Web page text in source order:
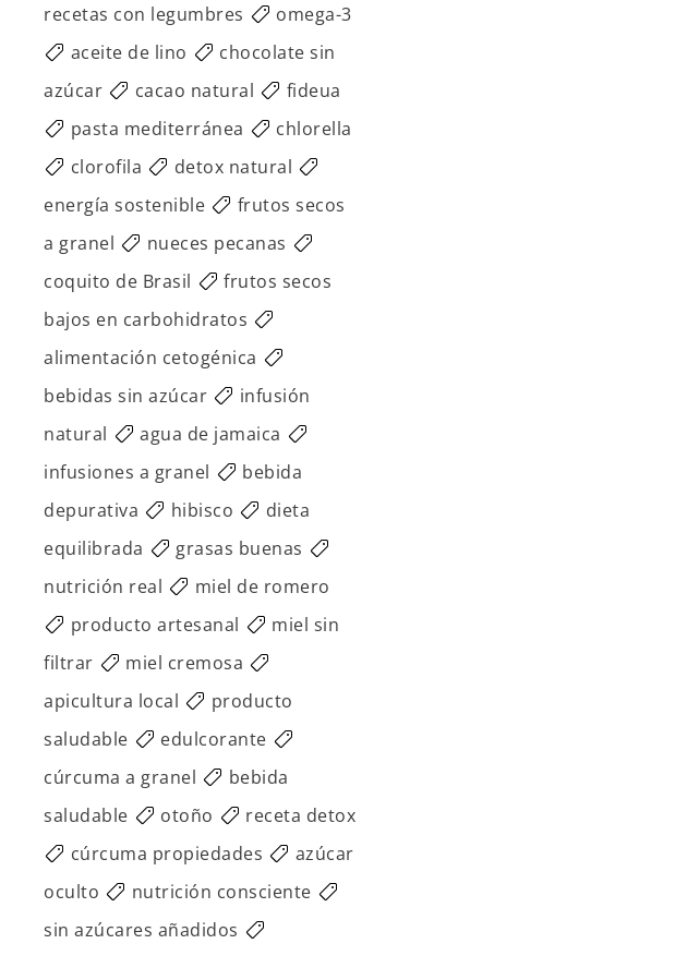
recetas con legumbres
omega-3
aceite de lino
chocolate sin
azúcar
cacao natural
fideua
pasta mediterránea
chlorella
clorofila
detox natural
energía sostenible
frutos secos
a granel
nueces pecanas
coquito de Brasil
frutos secos
bajos en carbohidratos
alimentación cetogénica
bebidas sin azúcar
infusión
natural
agua de jamaica
infusiones a granel
bebida
depurativa
hibisco
dieta
equilibrada
grasas buenas
nutrición real
miel de romero
producto artesanal
miel sin
filtrar
miel cremosa
apicultura local
producto
saludable
edulcorante
cúrcuma a granel
bebida
saludable
otoño
receta detox
cúrcuma propiedades
azúcar
oculto
nutrición consciente
sin azúcares añadidos